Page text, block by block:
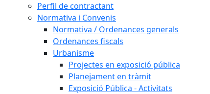
Perfil de contractant
Normativa i Convenis
Normativa / Ordenances generals
Ordenances fiscals
Urbanisme
Projectes en exposició pública
Planejament en tràmit
Exposició Pública - Activitats